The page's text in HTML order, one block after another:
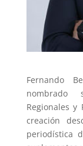
Fernando
nombrado
Regionales y
creación
periodística